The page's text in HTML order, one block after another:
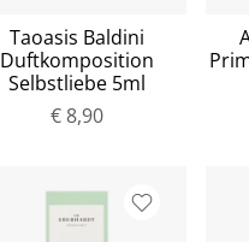
Taoasis Baldini
Duftkomposition
Selbstliebe 5ml
€ 8,90